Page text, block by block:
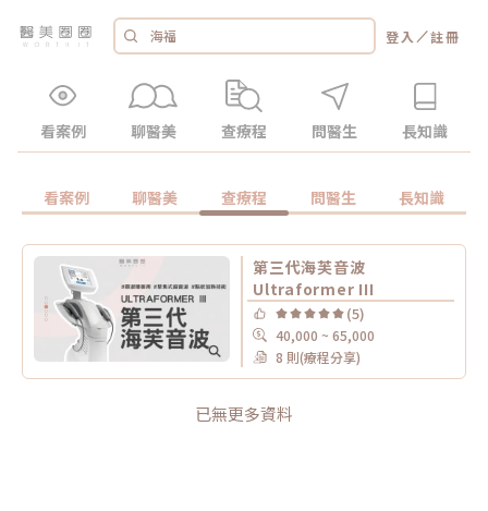
登入 ／註冊
看案例 聊醫美 查療程 問醫生 長知識
看案例 聊醫美 查療程 問醫生 長知識
第三代海芙音波
Ultraformer III
(5)
40,000 ~ 65,000
8 則(療程分享)
已無更多資料